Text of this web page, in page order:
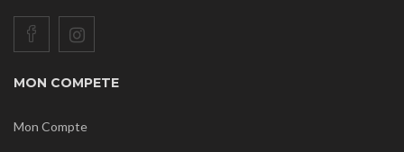
MON COMPETE
Mon Compte